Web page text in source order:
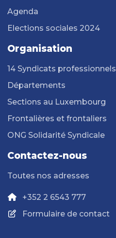
Agenda
Elections sociales 2024
Organisation
14 Syndicats professionnels
Départements
Sections au Luxembourg
Frontalières et frontaliers
ONG Solidarité Syndicale
Contactez-nous
Toutes nos adresses
+352 2 6543 777
Formulaire de contact